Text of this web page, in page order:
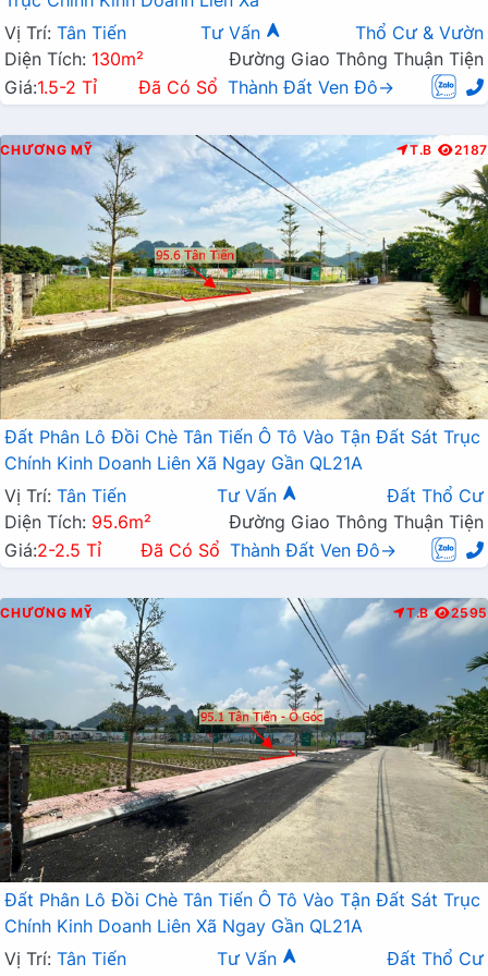
Vị Trí: Tân Tiến Tư Vấn
Thổ Cư & Vườn
Diện Tích: 130m²
Đường Giao Thông Thuận Tiện
Giá:1.5-2 Tỉ Đã Có Sổ Thành Đất Ven Đô→
CHƯƠNG MỸ T.B 2187
Đất Phân Lô Đồi Chè Tân Tiến Ô Tô Vào Tận Đất Sát Trục
Chính Kinh Doanh Liên Xã Ngay Gần QL21A
Vị Trí: Tân Tiến Tư Vấn
Đất Thổ Cư
Diện Tích: 95.6m²
Đường Giao Thông Thuận Tiện
Giá:2-2.5 Tỉ Đã Có Sổ Thành Đất Ven Đô→
CHƯƠNG MỸ T.B 2595
Đất Phân Lô Đồi Chè Tân Tiến Ô Tô Vào Tận Đất Sát Trục
Chính Kinh Doanh Liên Xã Ngay Gần QL21A
Vị Trí: Tân Tiến Tư Vấn
Đất Thổ Cư